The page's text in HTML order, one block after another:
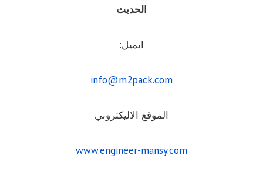
الحديث
ايميل:
info@m2pack.com
الموقع الاليكتروني
www.engineer-mansy.com